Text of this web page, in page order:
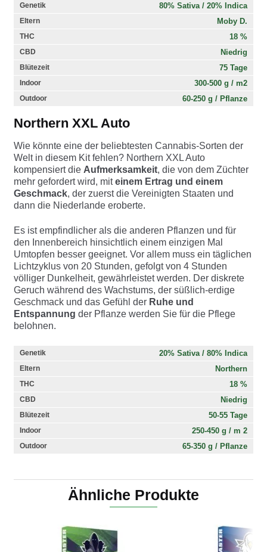
Genetik 80% Sativa / 20% Indica
Eltern Moby D.
THC 18 %
CBD Niedrig
Blütezeit 75 Tage
Indoor 300-500 g / m2
Outdoor 60-250 g / Pflanze
Northern XXL Auto
Wie könnte eine der beliebtesten Cannabis-Sorten der
Welt in diesem Kit fehlen? Northern XXL Auto
kompensiert die Aufmerksamkeit, die von dem Züchter
mehr gefordert wird, miteinem Ertrag und einem
Geschmack, der zuerst die Vereinigten Staaten und
dann die Niederlande eroberte.
Es ist empfindlicher als die anderen Pflanzen und für
den Innenbereich hinsichtlich einem einzigen Mal
Umtopfen besser geeignet. Vor allem muss ein täglichen
Lichtzyklus von 20 Stunden, gefolgt von 4 Stunden
völliger Dunkelheit, gewährleistet werden. Der diskrete
Geruch während des Wachstums, der süßlich-erdige
Geschmack und das Gefühl der Ruhe und
Entspannung der Pflanze werden Sie für die Pflege
belohnen.
Genetik 20% Sativa / 80% Indica
Eltern Northern
THC 18 %
CBD Niedrig
Blütezeit 50-55 Tage
Indoor 250-450 g / m 2
Outdoor 65-350 g / Pflanze
Ähnliche Produkte